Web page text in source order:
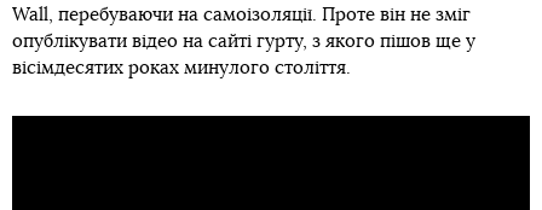
Wall, перебуваючи на самоізоляції. Проте він не зміг
опублікувати відео на сайті гурту, з якого пішов ще у
вісімдесятих роках минулого століття.